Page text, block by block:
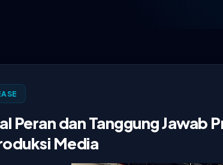
Peran dan Tanggung Jawab
Media